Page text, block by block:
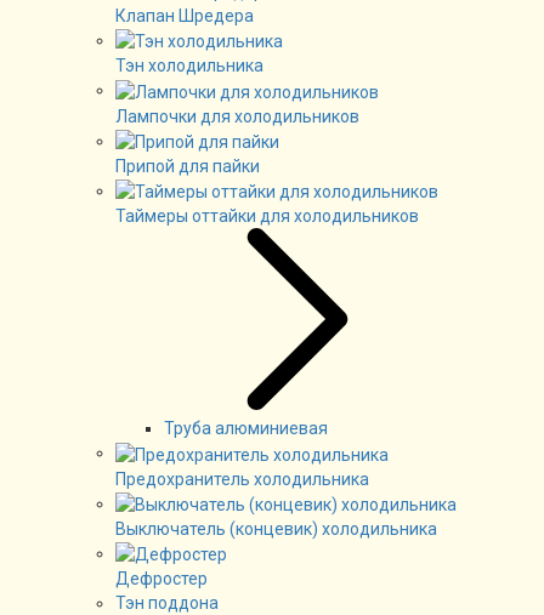
Клапан Шредера
Тэн холодильника
Лампочки для холодильников
Припой для пайки
Таймеры оттайки для холодильников
Труба алюминиевая
Предохранитель холодильника
Выключатель (концевик) холодильника
Дефростер
Тэн поддона